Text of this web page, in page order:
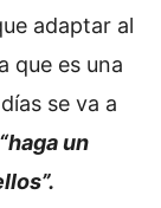
adaptar al
que es una
se va a
“haga un